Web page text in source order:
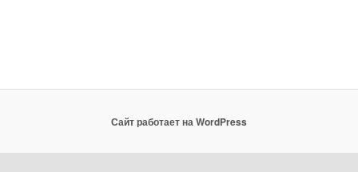
Сайт работает на WordPress